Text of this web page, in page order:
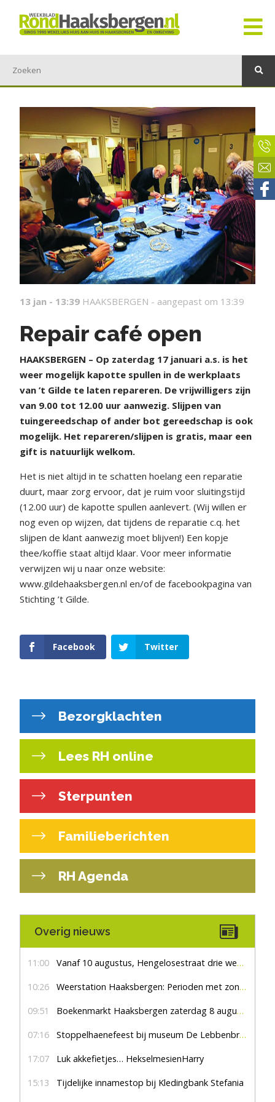
13 jan - 13:39 HAAKSBERGEN - aangepast om 13:39
Repair café open
HAAKSBERGEN – Op zaterdag 17 januari a.s. is het
weer mogelijk kapotte spullen in de werkplaats
van ’t Gilde te laten repareren. De vrijwilligers zijn
van 9.00 tot 12.00 uur aanwezig. Slijpen van
tuingereedschap of ander bot gereedschap is ook
mogelijk. Het repareren/slijpen is gratis, maar een
gift is natuurlijk welkom.
Het is niet altijd in te schatten hoelang een reparatie
duurt, maar zorg ervoor, dat je ruim voor sluitingstijd
(12.00 uur) de kapotte spullen aanlevert. (Wij willen er
nog even op wijzen, dat tijdens de reparatie c.q. het
slijpen de klant aanwezig moet blijven!) Een kopje
thee/koffie staat altijd klaar. Voor meer informatie
verwijzen wij u naar onze website:
www.gildehaaksbergen.nl en/of de facebookpagina van
Stichting ’t Gilde.
Facebook Twitter
Bezorgklachten
Lees RH online
Sterpunten
Familieberichten
RH Agenda
Overig nieuws
11:00 Vanaf 10 augustus, Hengelosestraat drie weken dicht voor doorgaand verkeer
10:26 Weerstation Haaksbergen: Perioden met zon en droog
09:51 Boekenmarkt Haaksbergen zaterdag 8 augustus, marktplein Haaksbergen
07:16 Stoppelhaenefeest bij museum De Lebbenbrugge
17:07 Luk akkefietjes… HekselmesienHarry
15:13 Tijdelijke innamestop bij Kledingbank Stefania